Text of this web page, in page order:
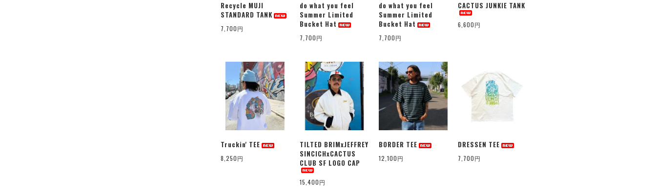
Recycle MUJI
STANDARD TANK
7,700円
do what you feel
Summer Limited
Bucket Hat
7,700円
do what you feel
Summer Limited
Bucket Hat
7,700円
CACTUS JUNKIE TANK
6,600円
Truckin' TEE
8,250円
TILTED BRIMxJEFFREY
SINCICHxCACTUS
CLUB SF LOGO CAP
15,400円
BORDER TEE
12,100円
DRESSEN TEE
7,700円